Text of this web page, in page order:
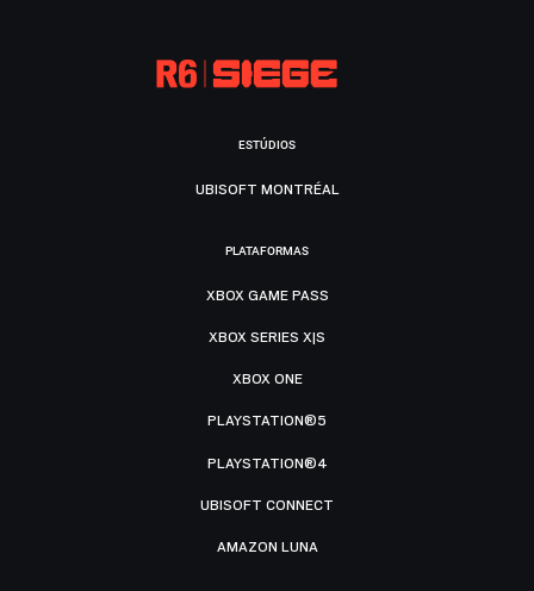
ESTÚDIOS
UBISOFT MONTRÉAL
PLATAFORMAS
XBOX GAME PASS
XBOX SERIES X|S
XBOX ONE
PLAYSTATION®5
PLAYSTATION®4
UBISOFT CONNECT
AMAZON LUNA